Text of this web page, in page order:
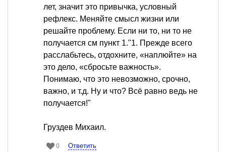
лет, значит это привычка, условный
рефлекс. Меняйте смысл жизни или
решайте проблему. Если ни то, ни то не
получается см пункт 1."1. Прежде всего
расслабьтесь, отдохните, «наплюйте» на
это дело, «сбросьте важность».
Понимаю, что это невозможно, срочно,
важно, и т.д. Ну и что? Всё равно ведь не
получается!"
Груздев Михаил.
0 Ответить